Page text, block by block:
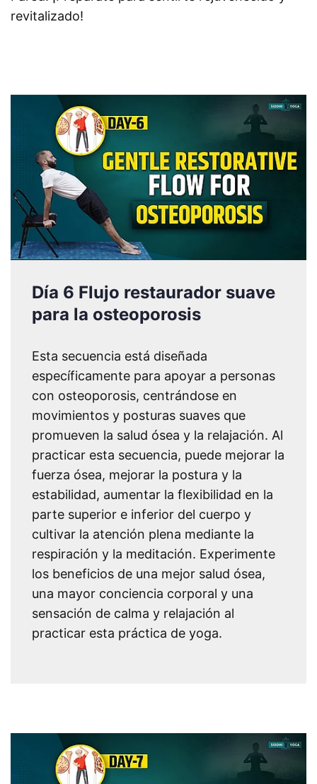
revitalizado!
Día 6 Flujo restaurador suave
para la osteoporosis
Esta secuencia está diseñada
específicamente para apoyar a personas
con osteoporosis, centrándose en
movimientos y posturas suaves que
promueven la salud ósea y la relajación. Al
practicar esta secuencia, puede mejorar la
fuerza ósea, mejorar la postura y la
estabilidad, aumentar la flexibilidad en la
parte superior e inferior del cuerpo y
cultivar la atención plena mediante la
respiración y la meditación. Experimente
los beneficios de una mejor salud ósea,
una mayor conciencia corporal y una
sensación de calma y relajación al
practicar esta práctica de yoga.